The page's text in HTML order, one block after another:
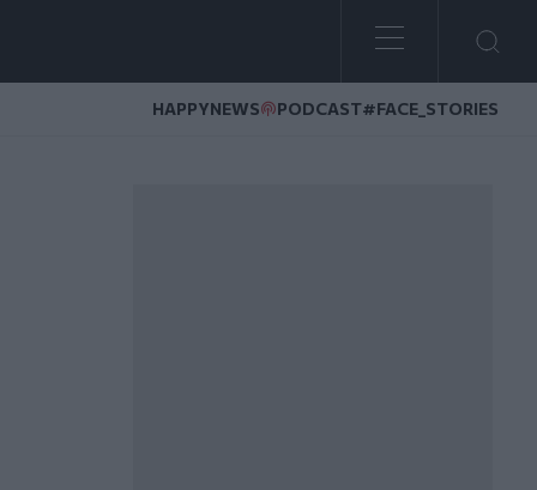
HAPPYNEWS PODCAST#FACE_STORIES